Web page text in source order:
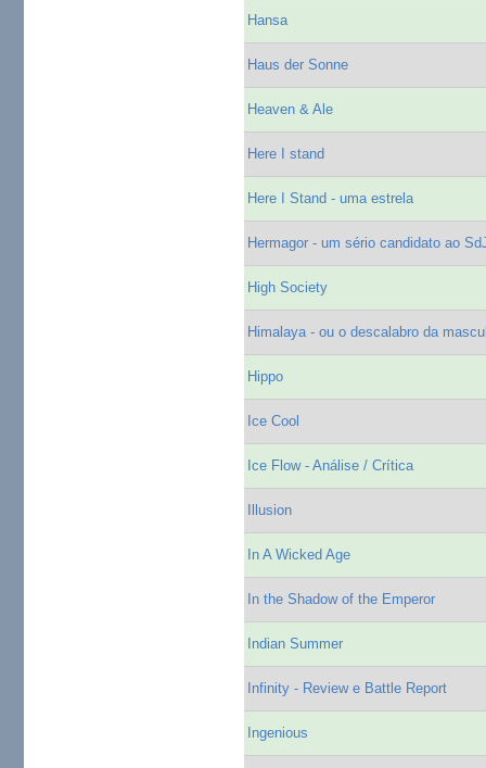
Hansa
Haus der Sonne
Heaven & Ale
Here I stand
Here I Stand - uma estrela
Hermagor - um sério candidato ao
High Society
Himalaya - ou o descalabro da
Hippo
Ice Cool
Ice Flow - Análise / Crítica
Illusion
In A Wicked Age
In the Shadow of the Emperor
Indian Summer
Infinity - Review e Battle Report
Ingenious